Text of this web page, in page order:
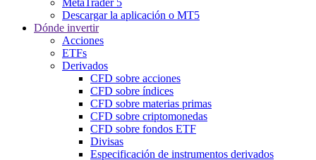
Descargar la aplicación o MT5
Dónde invertir
Acciones
ETFs
Derivados
CFD sobre acciones
CFD sobre índices
CFD sobre materias primas
CFD sobre criptomonedas
CFD sobre fondos ETF
Divisas
Especificación de instrumentos derivados